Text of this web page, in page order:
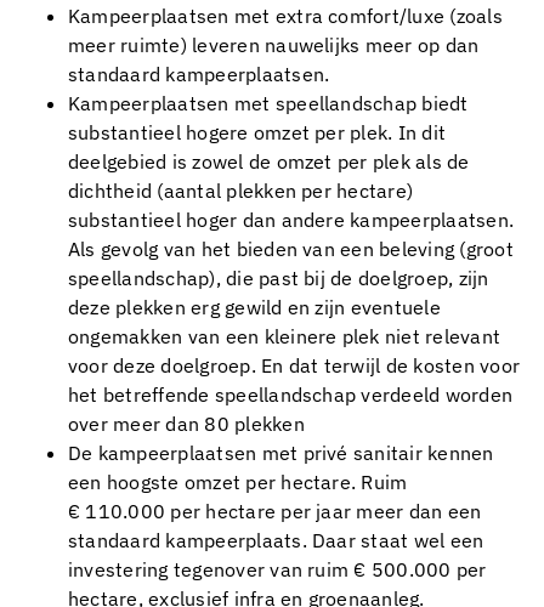
Kampeerplaatsen met extra comfort/luxe (zoals
meer ruimte) leveren nauwelijks meer op dan
standaard kampeerplaatsen.
Kampeerplaatsen met speellandschap biedt
substantieel hogere omzet per plek. In dit
deelgebied is zowel de omzet per plek als de
dichtheid (aantal plekken per hectare)
substantieel hoger dan andere kampeerplaatsen.
Als gevolg van het bieden van een beleving (groot
speellandschap), die past bij de doelgroep, zijn
deze plekken erg gewild en zijn eventuele
ongemakken van een kleinere plek niet relevant
voor deze doelgroep. En dat terwijl de kosten voor
het betreffende speellandschap verdeeld worden
over meer dan 80 plekken
De kampeerplaatsen met privé sanitair kennen
een hoogste omzet per hectare. Ruim
€ 110.000 per hectare per jaar meer dan een
standaard kampeerplaats. Daar staat wel een
investering tegenover van ruim € 500.000 per
hectare, exclusief infra en groenaanleg.